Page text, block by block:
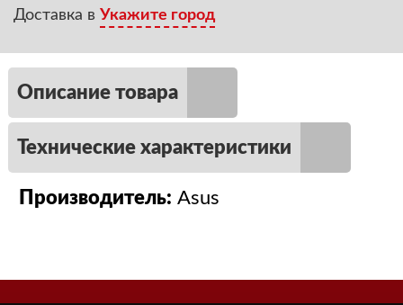
Доставка в Укажите город
Описание товара
Технические характеристики
Производитель: Asus